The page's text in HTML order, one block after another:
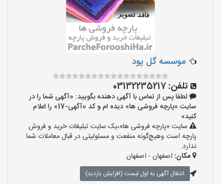
موسسه گل پود
تلفن: 03132235217
لطفا پس از تماس با آگهی دهنده بگویید: «آگهی شما را در
سایت «پارچه فروشی ها» دیده ام و کد «آگهی-17» را اعلام
کنید»
سایت «پارچه فروشی ها»،یک سایت تبلیغات خرید و فروش
پارچه است وهیچ‌گونه منفعت و مسئولیتی در قبال معاملات شما
ندارد.
مکان: اصفهان - اصفهان
انتقال آگهی به اول لیست (افزایش بازدید)